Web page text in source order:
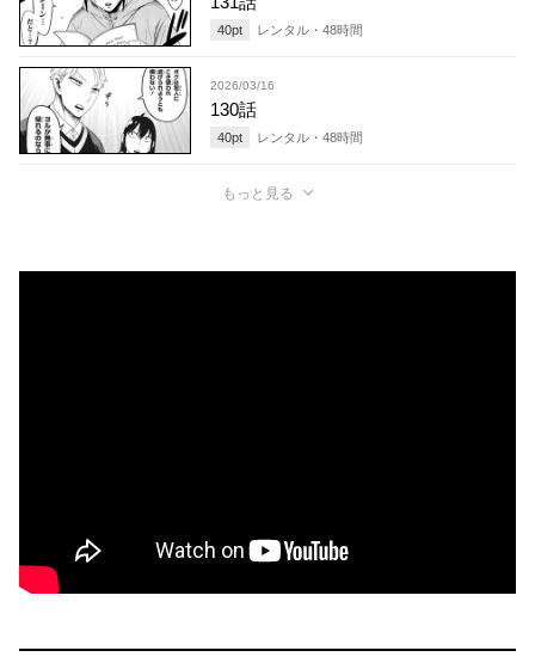
40pt レンタル・ 48時間
2026/03/16
130話
40pt レンタル・ 48時間
もっと見る